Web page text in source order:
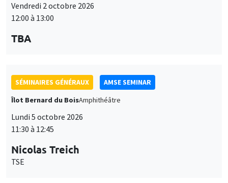
12:00 à 13:00
TBA
SÉMINAIRES GÉNÉRAUX
AMSE SEMINAR
Îlot Bernard du Bois
Amphithéâtre
Lundi 5 octobre 2026
11:30 à 12:45
Nicolas Treich
TSE